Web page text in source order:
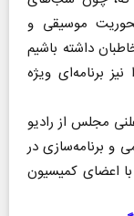
موسیقی و
داشته باشیم
برنامه‌ای ویژه
مجلس از رادیو
و برنامه‌سازی در
اعضای کمیسیون